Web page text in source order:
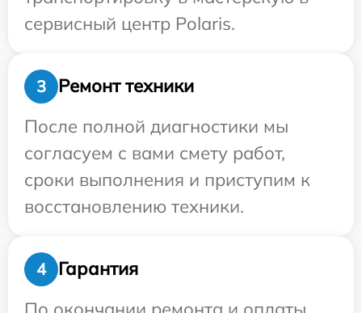
сервисный центр Polaris.
3
Ремонт техники
После полной диагностики мы
согласуем с вами смету работ,
сроки выполнения и приступим к
восстановлению техники.
4
Гарантия